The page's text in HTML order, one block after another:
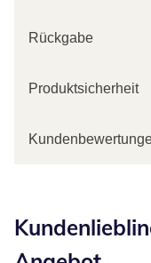
Rückgabe
Produktsicherheit